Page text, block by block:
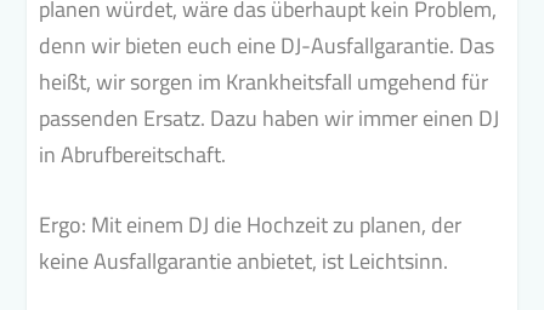
planen würdet, wäre das überhaupt kein Problem,
denn wir bieten euch eine DJ-Ausfallgarantie. Das
heißt, wir sorgen im Krankheitsfall umgehend für
passenden Ersatz. Dazu haben wir immer einen DJ
in Abrufbereitschaft.
Ergo: Mit einem DJ die Hochzeit zu planen, der
keine Ausfallgarantie anbietet, ist Leichtsinn.